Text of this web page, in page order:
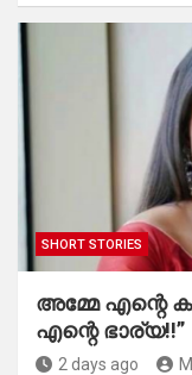
SHORT STORIES
അമ്മേ എന്റെ
എന്റെ ഭാര്യ!!”
2 days ago